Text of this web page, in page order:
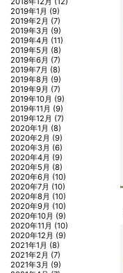
2019年1月 (9)
2019年2月 (7)
2019年3月 (9)
2019年4月 (11)
2019年5月 (8)
2019年6月 (7)
2019年7月 (8)
2019年8月 (9)
2019年9月 (7)
2019年10月 (9)
2019年11月 (9)
2019年12月 (7)
2020年1月 (8)
2020年2月 (9)
2020年3月 (6)
2020年4月 (9)
2020年5月 (8)
2020年6月 (10)
2020年7月 (10)
2020年8月 (10)
2020年9月 (10)
2020年10月 (9)
2020年11月 (10)
2020年12月 (9)
2021年1月 (8)
2021年2月 (7)
2021年3月 (9)